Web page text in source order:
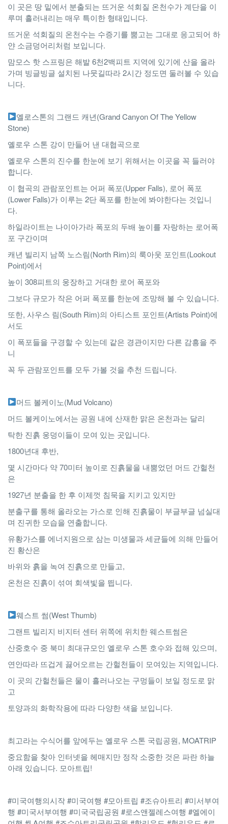
이 곳은 땅 밑에서 분출되는 뜨거운 석회질 온천수가 계단을 이
루며 흘러내리는 매우 특이한 형태입니다.
뜨거운 석회질의 온천수는 수증기를 뿜고는 그대로 응고되어 하
얀 소금덩어리처럼 보입니다.
맘모스 핫 스프링은 해발 6천2백피트 지역에 있기에 산을 올라
가며 빙글빙글 설치된 나뭇길따라 2시간 정도면 둘러볼 수 있습
니다.
옐로스톤의 그랜드 캐년(Grand Canyon Of The Yellow
Stone)
옐로우 스톤 강이 만들어 낸 대협곡으로
옐로우 스톤의 진수를 한눈에 보기 위해서는 이곳을 꼭 들러야
합니다.
이 협곡의 관람포인트는 어퍼 폭포(Upper Falls), 로어 폭포
(Lower Falls)가 이루는 2단 폭포를 한눈에 봐야한다는 것입니
다.
하일라이트는 나이아가라 폭포의 두배 높이를 자랑하는 로어폭
포 구간이며
캐년 빌리지 남쪽 노스림(North Rim)의 룩아웃 포인트(Lookout
Point)에서
높이 308피트의 웅장하고 거대한 로어 폭포와
그보다 규모가 작은 어퍼 폭포를 한눈에 조망해 볼 수 있습니다.
또한, 사우스 림(South Rim)의 아티스트 포인트(Artists Point)에
서도
이 폭포들을 구경할 수 있는데 같은 경관이지만 다른 감흥을 주
니
꼭 두 관람포인트를 모두 가볼 것을 추천 드립니다.
머드 볼케이노(Mud Volcano)
머드 볼케이노에서는 공원 내에 산재한 맑은 온천과는 달리
탁한 진흙 웅덩이들이 모여 있는 곳입니다.
1800년대 후반,
몇 시간마다 약 70미터 높이로 진흙물을 내뿜었던 머드 간헐천
은
1927년 분출을 한 후 이제껏 침묵을 지키고 있지만
분출구를 통해 올라오는 가스로 인해 진흙물이 부글부글 넘실대
며 진귀한 모습을 연출합니다.
유황가스를 에너지원으로 삼는 미생물과 세균들에 의해 만들어
진 황산은
바위와 흙을 녹여 진흙으로 만들고,
온천은 진흙이 섞여 회색빛을 띕니다.
웨스트 썸(West Thumb)
그랜트 빌리지 비지터 센터 위쪽에 위치한 웨스트썸은
산중호수 중 북미 최대규모인 옐로우 스톤 호수와 접해 있으며,
연안따라 뜨겁게 끓어오르는 간헐천들이 모여있는 지역입니다.
이 곳의 간헐천들은 물이 흘러나오는 구멍들이 보일 정도로 맑
고
토양과의 화학작용에 따라 다양한 색을 보입니다.
최고라는 수식어를 앞에두는 옐로우 스톤 국립공원, MOATRIP
중요함을 찾아 인터넷을 헤매지만 정작 소중한 것은 파란 하늘
아래 있습니다. 모아트립!
#미국여행의시작 #미국여행 #모아트립 #조슈아트리 #미서부여
행 #미국서부여행 #미국국립공원 #로스앤젤레스여행 #엘에이